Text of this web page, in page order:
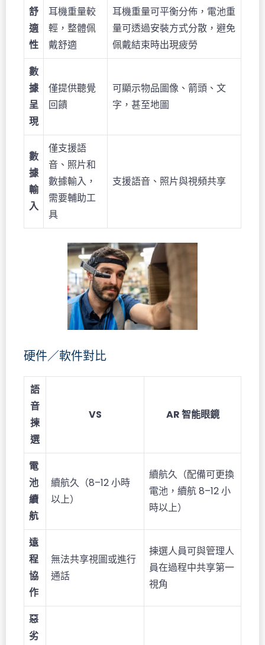
舒
適
性
耳機重量較
輕，整體佩
戴舒適
耳機重量可平衡分佈，電池重
量可透過安裝方式分散，避免
佩戴結束時出現疲勞
數
據
呈
現
僅提供聽覺
回饋
可顯示物品圖像、箭頭、文
字，甚至地圖
數
據
輸
入
僅支援語
音、照片和
數據輸入，
需要輔助工
具
支援語音、照片與視頻共享
硬件／軟件對比
語
音
揀
選
VS AR 智能眼鏡
電
池
續
航
續航久（8–12 小時
以上）
續航久（配備可更換
電池，續航 8–12 小
時以上）
遠
程
協
作
無法共享視圖或進行
通話
揀選人員可與管理人
員在過程中共享第一
視角
惡
劣